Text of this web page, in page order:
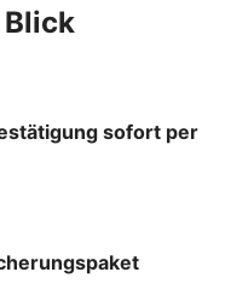
sofort per